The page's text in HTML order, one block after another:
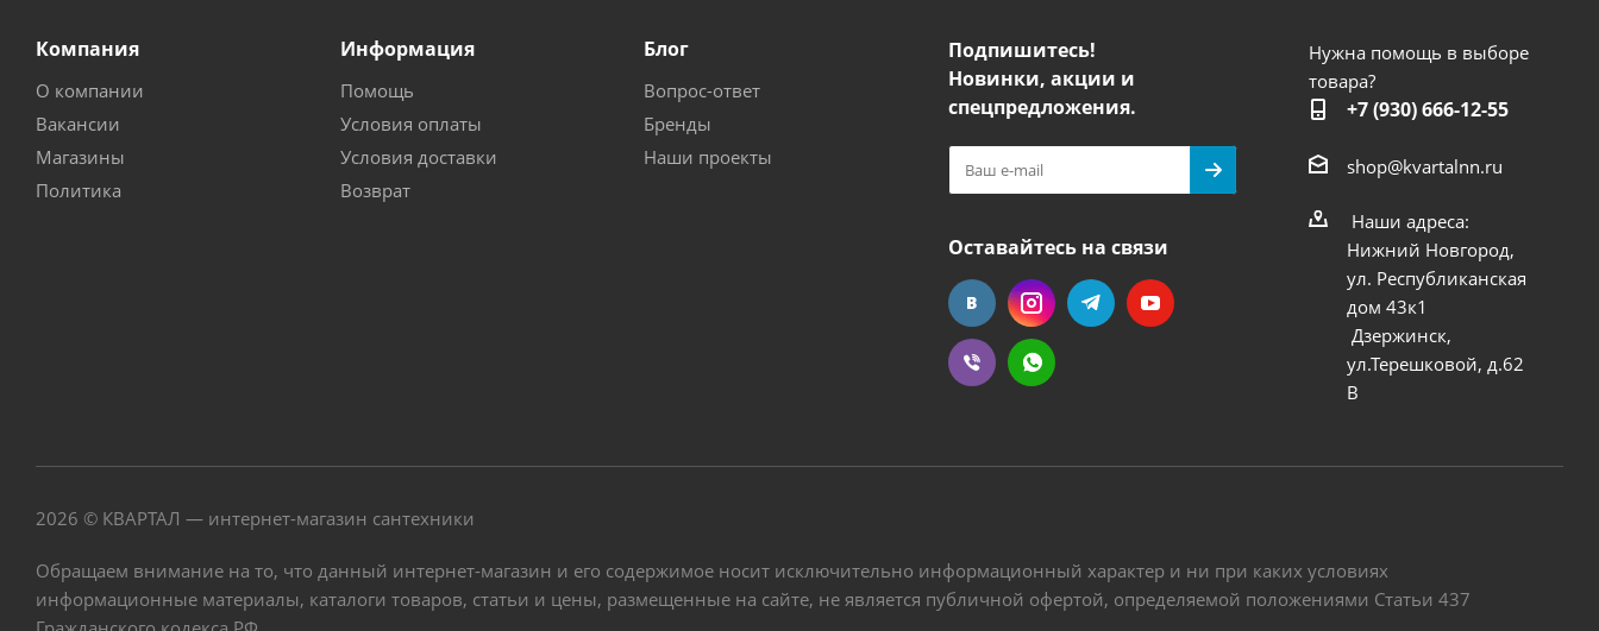
Компания
О компании
Вакансии
Магазины
Политика
Информация
Помощь
Условия оплаты
Условия доставки
Возврат
Блог
Вопрос-ответ
Бренды
Наши проекты
Подпишитесь!
Новинки, акции и
спецпредложения.
Оставайтесь на связи
Нужна помощь в выборе
товара?
+7 (930) 666-12-55
shop@kvartalnn.ru
Наши адреса:
Нижний Новгород,
ул. Республиканская
дом 43к1
Дзержинск,
ул.Терешковой, д.62
В
2026 © КВАРТАЛ — интернет-магазин сантехники
Обращаем внимание на то, что данный интернет-магазин и его содержимое носит исключительно информационный характер и ни при каких условиях
информационные материалы, каталоги товаров, статьи и цены, размещенные на сайте, не является публичной офертой, определяемой положениями Статьи 437